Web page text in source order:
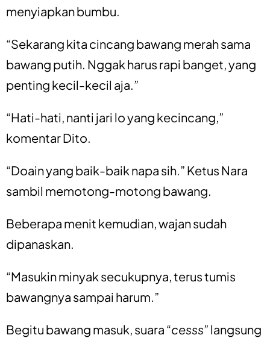
menyiapkan bumbu.
“Sekarang kita cincang bawang merah sama
bawang putih. Nggak harus rapi banget, yang
penting kecil-kecil aja.”
“Hati-hati, nanti jari lo yang kecincang,”
komentar Dito.
“Doain yang baik-baik napa sih.” Ketus Nara
sambil memotong-motong bawang.
Beberapa menit kemudian, wajan sudah
dipanaskan.
“Masukin minyak secukupnya, terus tumis
bawangnya sampai harum.”
Begitu bawang masuk, suara “cesss” langsung